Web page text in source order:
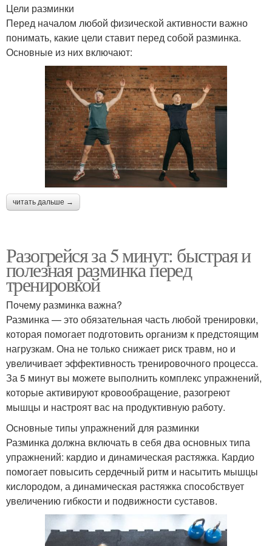
Цели разминки
Перед началом любой физической активности важно
понимать, какие цели ставит перед собой разминка.
Основные из них включают:
читать дальше →
Разогрейся за 5 минут: быстрая и
полезная разминка перед
тренировкой
Почему разминка важна?
Разминка — это обязательная часть любой тренировки,
которая помогает подготовить организм к предстоящим
нагрузкам. Она не только снижает риск травм, но и
увеличивает эффективность тренировочного процесса.
За 5 минут вы можете выполнить комплекс упражнений,
которые активируют кровообращение, разогреют
мышцы и настроят вас на продуктивную работу.
Основные типы упражнений для разминки
Разминка должна включать в себя два основных типа
упражнений: кардио и динамическая растяжка. Кардио
помогает повысить сердечный ритм и насытить мышцы
кислородом, а динамическая растяжка способствует
увеличению гибкости и подвижности суставов.